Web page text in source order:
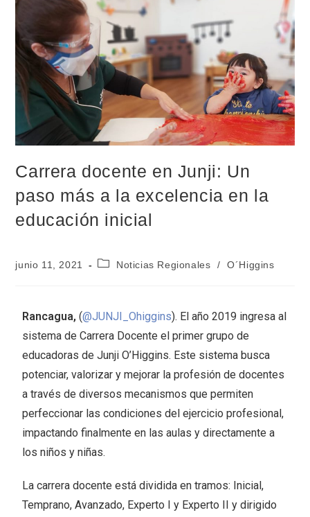
Carrera docente en Junji: Un
paso más a la excelencia en la
educación inicial
junio 11, 2021 Noticias Regionales / O´Higgins
Rancagua, (@JUNJI_Ohiggins). El año 2019 ingresa al
sistema de Carrera Docente el primer grupo de
educadoras de Junji O’Higgins. Este sistema busca
potenciar, valorizar y mejorar la profesión de docentes
a través de diversos mecanismos que permiten
perfeccionar las condiciones del ejercicio profesional,
impactando finalmente en las aulas y directamente a
los niños y niñas.
La carrera docente está dividida en tramos: Inicial,
Temprano, Avanzado, Experto I y Experto II y dirigido